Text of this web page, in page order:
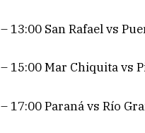
– 13:00 San Rafael vs
– 15:00 Mar Chiquita vs
– 17:00 Paraná vs Río